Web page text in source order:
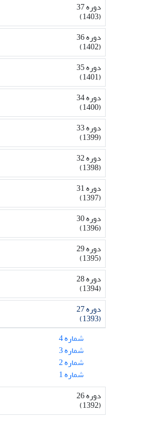
دوره 37
(1403)
دوره 36
(1402)
دوره 35
(1401)
دوره 34
(1400)
دوره 33
(1399)
دوره 32
(1398)
دوره 31
(1397)
دوره 30
(1396)
دوره 29
(1395)
دوره 28
(1394)
دوره 27
(1393)
شماره 4
شماره 3
شماره 2
شماره 1
دوره 26
(1392)